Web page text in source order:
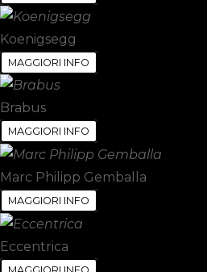
Koenigsegg
MAGGIORI INFO
Brabus
MAGGIORI INFO
Marc Philipp Gemballa
MAGGIORI INFO
Eccentrica